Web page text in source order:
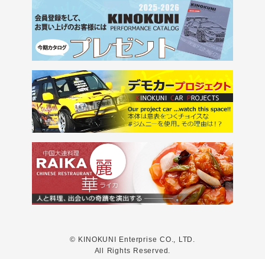
© KINOKUNI Enterprise CO., LTD.
All Rights Reserved.